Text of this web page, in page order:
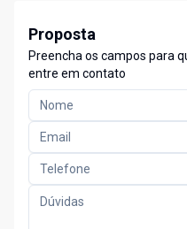
Proposta
Preencha os campos para
entre em contato